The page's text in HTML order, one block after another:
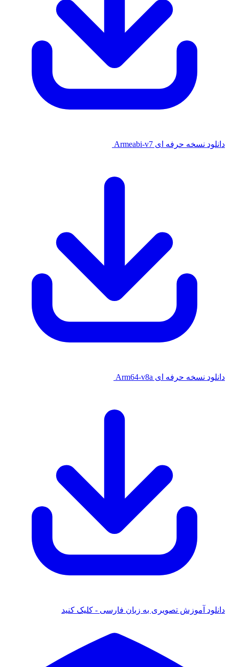
دانلود نسخه حرفه ای Armeabi-v7
دانلود نسخه حرفه ای Arm64-v8a
دانلود آموزش تصویری به زبان فارسی - کلیک کنید